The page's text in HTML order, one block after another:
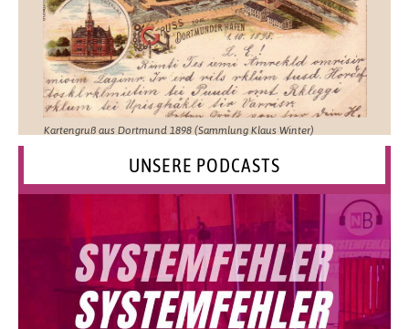
Kartengruß aus Dortmund 1898 (Sammlung Klaus Winter)
UNSERE PODCASTS